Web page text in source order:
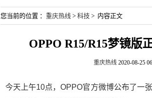
您当前的位置 ： 重庆热线 > 科技 > 内容正文
OPPO R15/R15梦镜版
重庆热线 2020-08-25
今天上午10点，OPPO官方微博公布了一